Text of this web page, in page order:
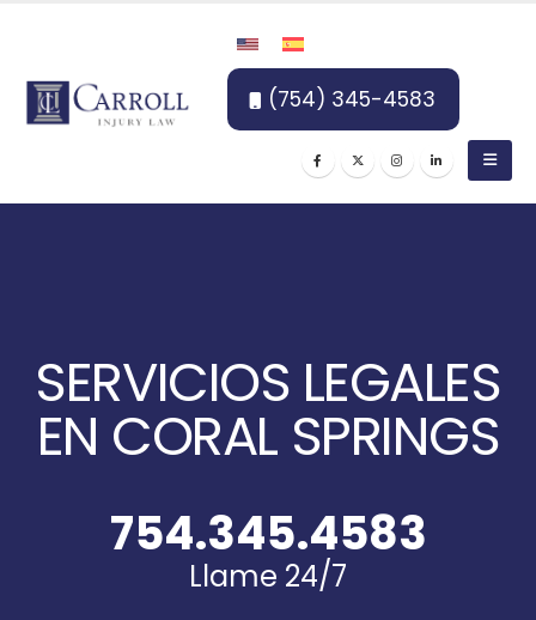
(754) 345-4583
SERVICIOS LEGALES
EN CORAL SPRINGS
754.345.4583
Llame 24/7